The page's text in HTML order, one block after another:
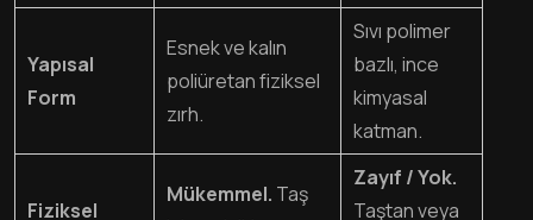
Yapısal
Form
Esnek ve kalın
poliüretan fiziksel
zırh.
Sıvı polimer
bazlı, ince
kimyasal
katman.
Fiziksel
Mükemmel. Taş
Zayıf / Yok.
Taştan veya